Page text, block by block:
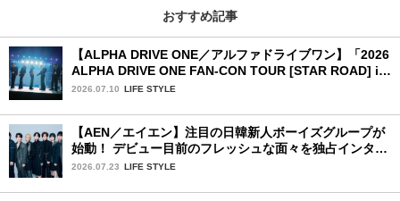
おすすめ記事
【ALPHA DRIVE ONE／アルファドライブワン】「2026
ALPHA DRIVE ONE FAN-CON TOUR [STAR ROAD] in
YOKOHAMA」1日目詳細レポ【前編】
2026.07.10 LIFE STYLE
【AEN／エイエン】注目の日韓新人ボーイズグループが
始動！ デビュー目前のフレッシュな面々を独占インタビ
ュー。7人の魅力に迫ります♪
2026.07.23 LIFE STYLE